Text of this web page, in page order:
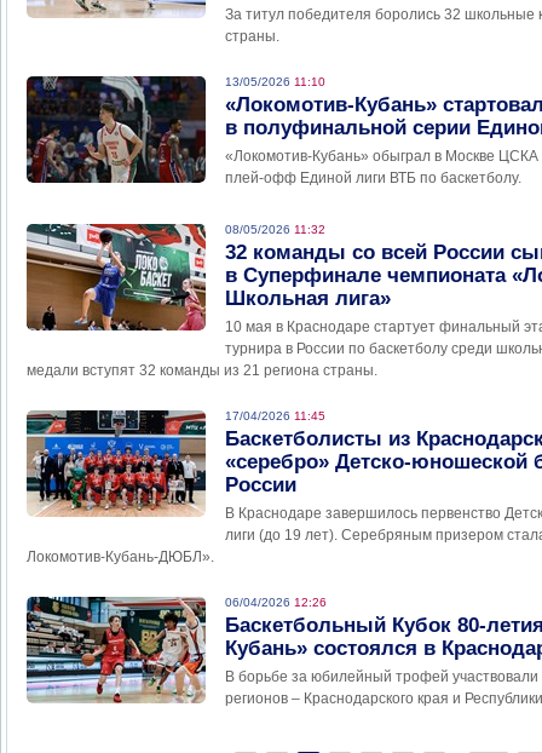
За титул победителя боролись 32 школьные
страны.
13/05/2026 11:10
«Локомотив-Кубань»
в полуфинальной серии
«Локомотив-Кубань» обыграл в Москве
плей-офф Единой лиги ВТБ по баскетболу.
08/05/2026 11:32
32 команды со всей России
в Суперфинале чемпионата
Школьная лига»
10 мая в Краснодаре стартует финальный
турнира в России по баскетболу среди
медали вступят 32 команды из 21 региона страны.
17/04/2026 11:45
Баскетболисты из
«серебро» Детско-юношеской
России
В Краснодаре завершилось первенство
лиги (до 19 лет). Серебряным призером
Локомотив-Кубань-ДЮБЛ».
06/04/2026 12:26
Баскетбольный Кубок 80-
Кубань» состоялся в
В борьбе за юбилейный трофей
регионов – Краснодарского края и